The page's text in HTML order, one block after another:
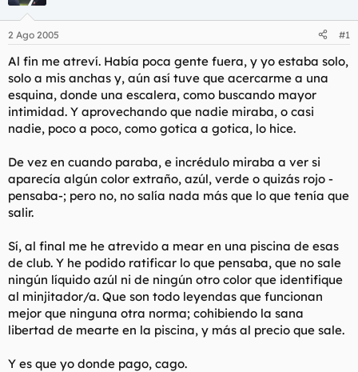
a
o
r
d
e
l
t
e
a
i
n
i
c
i
o
2 Ago 2005 #1
Al fin me atreví. Había poca gente fuera, y yo estaba solo,
solo a mis anchas y, aún así tuve que acercarme a una
esquina, donde una escalera, como buscando mayor
intimidad. Y aprovechando que nadie miraba, o casi
nadie, poco a poco, como gotica a gotica, lo hice.
De vez en cuando paraba, e incrédulo miraba a ver si
aparecía algún color extraño, azúl, verde o quizás rojo -
pensaba-; pero no, no salía nada más que lo que tenía que
salir.
Sí, al final me he atrevido a mear en una piscina de esas
de club. Y he podido ratificar lo que pensaba, que no sale
ningún líquido azúl ni de ningún otro color que identifique
al minjitador/a. Que son todo leyendas que funcionan
mejor que ninguna otra norma; cohibiendo la sana
libertad de mearte en la piscina, y más al precio que sale.
Y es que yo donde pago, cago.